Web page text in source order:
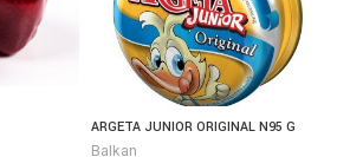
ARGETA JUNIOR ORIGINAL N95 G
Balkan